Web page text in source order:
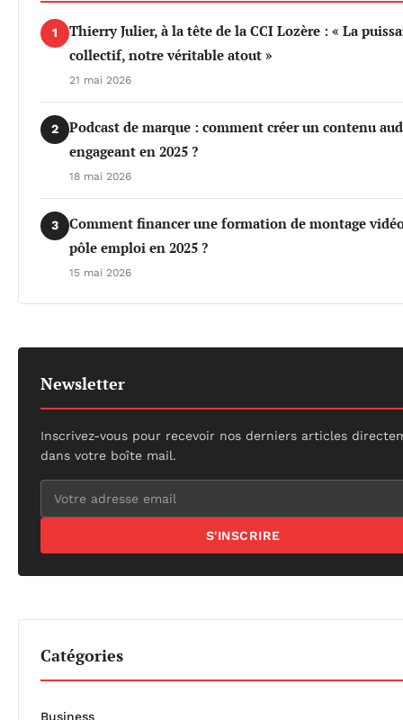
1
Thierry Julier, à la tête de la CCI Lozère : « La
collectif, notre véritable atout »
21 mai 2026
2
Podcast de marque : comment créer un contenu
engageant en 2025 ?
18 mai 2026
3
Comment financer une formation de montage
pôle emploi en 2025 ?
15 mai 2026
Newsletter
Inscrivez-vous pour recevoir nos derniers articles
dans votre boîte mail.
S'INSCRIRE
Catégories
Business